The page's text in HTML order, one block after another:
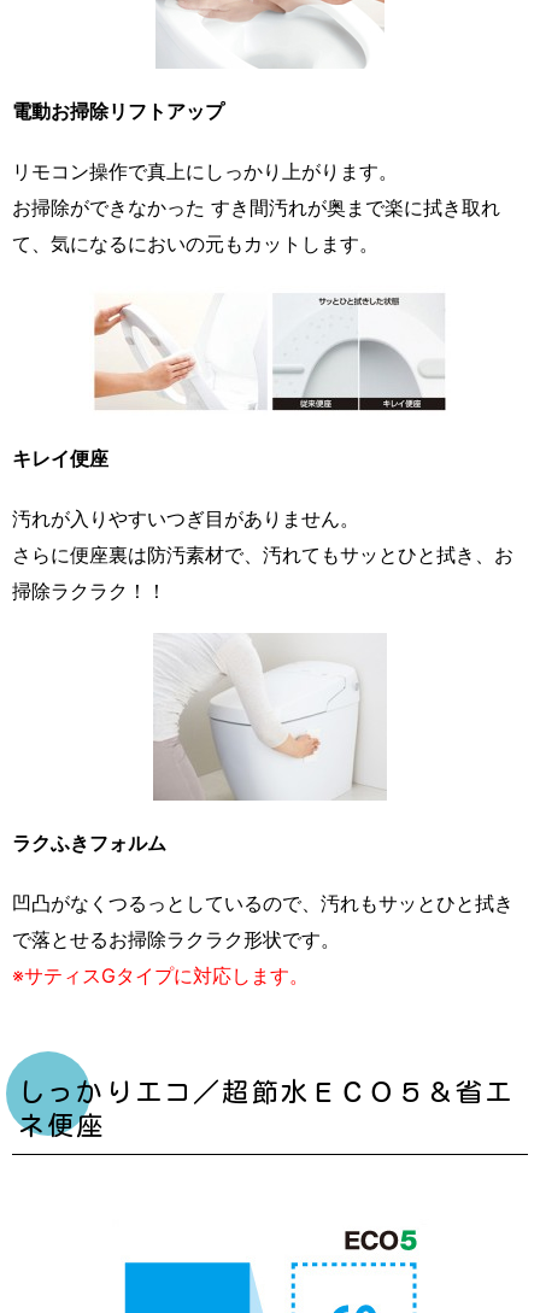
電動お掃除リフトアップ
リモコン操作で真上にしっかり上がります。
お掃除ができなかった すき間汚れが奥まで楽に拭き取れ
て、気になるにおいの元もカットします。
キレイ便座
汚れが入りやすいつぎ目がありません。
さらに便座裏は防汚素材で、汚れてもサッとひと拭き、お
掃除ラクラク！！
ラクふきフォルム
凹凸がなくつるっとしているので、汚れもサッとひと拭き
で落とせるお掃除ラクラク形状です。
※サティスGタイプに対応します。
しっかりエコ／超節水ＥＣＯ５＆省エ
ネ便座